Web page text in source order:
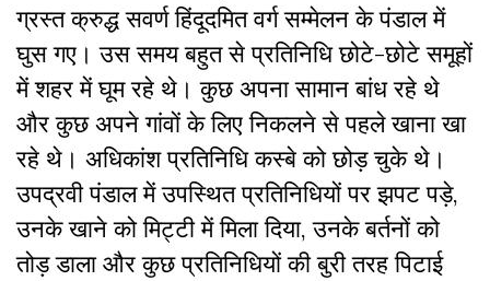
ग्रस्त क्रुद्ध सवर्ण हिंदूदमित वर्ग सम्मेलन के पंडाल में
घुस गए। उस समय बहुत से प्रतिनिधि छोटे-छोटे समूहों
में शहर में घूम रहे थे। कुछ अपना सामान बांध रहे थे
और कुछ अपने गांवों के लिए निकलने से पहले खाना खा
रहे थे। अधिकांश प्रतिनिधि कस्बे को छोड़ चुके थे।
उपद्रवी पंडाल में उपस्थित प्रतिनिधियों पर झपट पड़े,
उनके खाने को मिट्टी में मिला दिया, उनके बर्तनों को
तोड़ डाला और कुछ प्रतिनिधियों की बुरी तरह पिटाई